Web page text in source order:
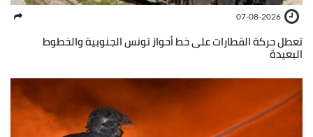
07-08-2026
تعطل حركة القطارات على خط أحواز تونس الجنوبية والخطوط
البعيدة